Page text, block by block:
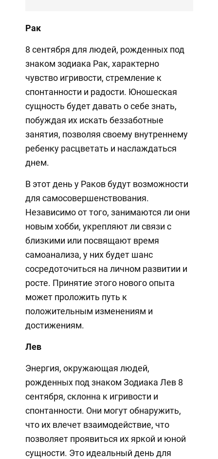
Рак
8 сентября для людей, рожденных под
знаком зодиака Рак, характерно
чувство игривости, стремление к
спонтанности и радости. Юношеская
сущность будет давать о себе знать,
побуждая их искать беззаботные
занятия, позволяя своему внутреннему
ребенку расцветать и наслаждаться
днем.
В этот день у Раков будут возможности
для самосовершенствования.
Независимо от того, занимаются ли они
новым хобби, укрепляют ли связи с
близкими или посвящают время
самоанализа, у них будет шанс
сосредоточиться на личном развитии и
росте. Принятие этого нового опыта
может проложить путь к
положительным изменениям и
достижениям.
Лев
Энергия, окружающая людей,
рожденных под знаком Зодиака Лев 8
сентября, склонна к игривости и
спонтанности. Они могут обнаружить,
что их влечет взаимодействие, что
позволяет проявиться их яркой и юной
сущности. Это идеальный день для